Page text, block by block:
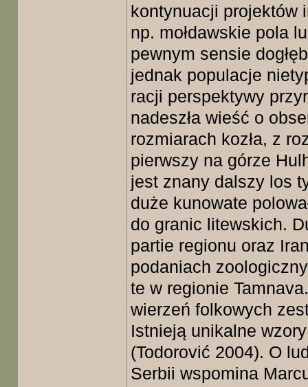
kontynuacji projektów
np. mołdawskie pola
pewnym sensie
jednak populacje
racji perspektywy
nadeszła wieść o
rozmiarach kozła, z
pierwszy na górze
jest znany dalszy los
duże kunowate
do granic litewskich.
partie regionu oraz
podaniach
te w regionie
wierzeń folkowych
Istnieją unikalne
(Todorović 2004). O
Serbii wspomina